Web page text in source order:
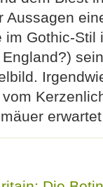
Aussagen
im Gothic-Stil